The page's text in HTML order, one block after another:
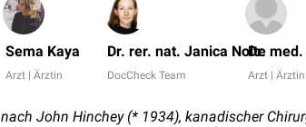
Sema Kaya
Arzt | Ärztin
Dr. rer. nat. Janica Nolte
DocCheck Team
Dr.
Arzt | Ärztin
nach John Hinchey (* 1934), kanadischer